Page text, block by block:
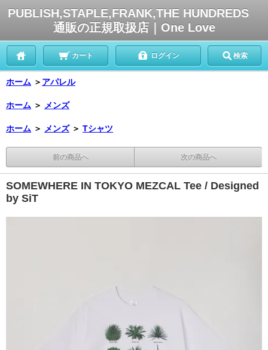
PUBLISH,STAPLE,FRANK,THE HUNDREDS
通販の正規取扱店｜One Love
カート ログイン 検索
ホーム ＞ アパレル
ホーム ＞ メンズ
ホーム ＞ メンズ ＞ Tシャツ
前の商品へ 次の商品へ
SOMEWHERE IN TOKYO MEZCAL Tee / Designed
by SiT